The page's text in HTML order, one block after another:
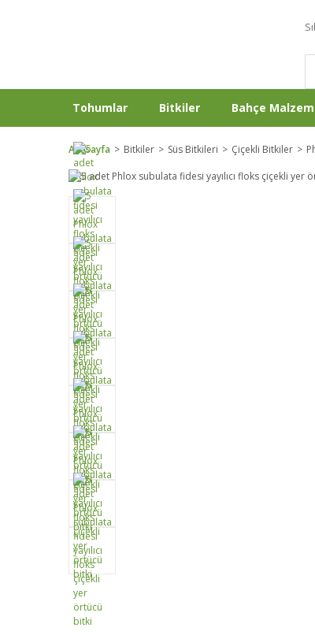
Tohumlar Bitkiler Bahçe
Anasayfa Bitkiler Süs Bitkileri Çiçekli Bitkiler